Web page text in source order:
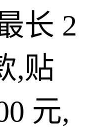
长 2
,贴
元,